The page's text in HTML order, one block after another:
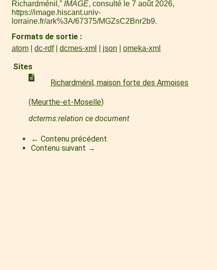
Richardménil,” IMAGE, consulté le 7 août 2026,
https://image.hiscant.univ-
lorraine.fr/ark%3A/67375/MGZsC2Bnr2b9.
Formats de sortie
atom dc-rdf dcmes-xml json omeka-xml
Sites
Richardménil, maison forte des Armoises
(Meurthe-et-Moselle)
dcterms:relation ce document
← Contenu précédent
Contenu suivant →